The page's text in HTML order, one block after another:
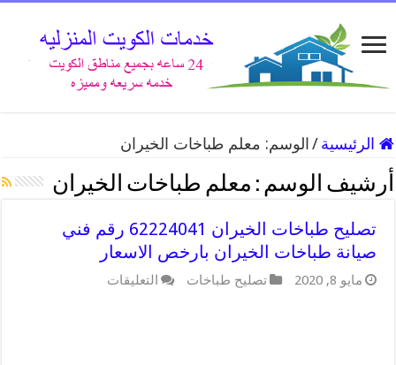
الرئيسية / الوسم: معلم طباخات الخيران
أرشيف الوسم : معلم طباخات الخيران
تصليح طباخات الخيران 62224041 رقم فني
صيانة طباخات الخيران بارخص الاسعار
مايو 8, 2020 تصليح طباخات التعليقات